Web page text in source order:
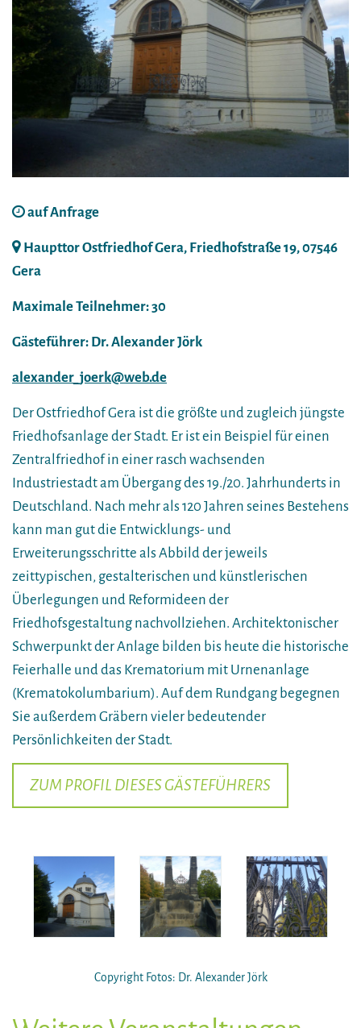
auf Anfrage
Haupttor Ostfriedhof Gera, Friedhofstraße 19, 07546
Gera
Maximale Teilnehmer: 30
Gästeführer: Dr. Alexander Jörk
alexander_joerk@web.de
Der Ostfriedhof Gera ist die größte und zugleich jüngste
Friedhofsanlage der Stadt. Er ist ein Beispiel für einen
Zentralfriedhof in einer rasch wachsenden
Industriestadt am Übergang des 19./20. Jahrhunderts in
Deutschland. Nach mehr als 120 Jahren seines Bestehens
kann man gut die Entwicklungs- und
Erweiterungsschritte als Abbild der jeweils
zeittypischen, gestalterischen und künstlerischen
Überlegungen und Reformideen der
Friedhofsgestaltung nachvollziehen. Architektonischer
Schwerpunkt der Anlage bilden bis heute die historische
Feierhalle und das Krematorium mit Urnenanlage
(Krematokolumbarium). Auf dem Rundgang begegnen
Sie außerdem Gräbern vieler bedeutender
Persönlichkeiten der Stadt.
ZUM PROFIL DIESES GÄSTEFÜHRERS
Copyright Fotos: Dr. Alexander Jörk